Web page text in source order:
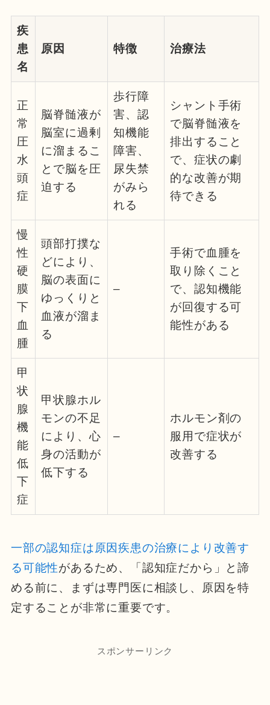
疾
患
名
原因 特徴 治療法
正
常
圧
水
頭
症
脳脊髄液が
脳室に過剰
に溜まるこ
とで脳を圧
迫する
歩行障
害、認
知機能
障害、
尿失禁
がみら
れる
シャント手術
で脳脊髄液を
排出すること
で、症状の劇
的な改善が期
待できる
慢
性
硬
膜
下
血
腫
頭部打撲な
どにより、
脳の表面に
ゆっくりと
血液が溜ま
る
–
手術で血腫を
取り除くこと
で、認知機能
が回復する可
能性がある
甲
状
腺
機
能
低
下
症
甲状腺ホル
モンの不足
により、心
身の活動が
低下する
–
ホルモン剤の
服用で症状が
改善する
一部の認知症は原因疾患の治療により改善す
る可能性があるため、「認知症だから」と諦
める前に、まずは専門医に相談し、原因を特
定することが非常に重要です。
スポンサーリンク